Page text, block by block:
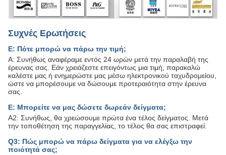
Συχνές Ερωτήσεις
Ε: Πότε μπορώ να πάρω την τιμή;
Α: Συνήθως αναφέραμε εντός 24 ωρών μετά την παραλαβή της
έρευνας σας. Εάν χρειάζεστε επειγόντως μια τιμή, παρακαλώ
καλέστε μας ή ενημερώστε μας μέσω ηλεκτρονικού ταχυδρομείου,
ώστε να μπορέσουμε να δώσουμε προτεραιότητα στην έρευνα
σας.
Ε: Μπορείτε να μας δώσετε δωρεάν δείγματα;
Α2: Συνήθως, θα χρεώσουμε πρώτα ένα τέλος δείγματος. Μετά
την τοποθέτηση της παραγγελίας, το τέλος θα σας επιστραφεί.
Q3: Πώς μπορώ να πάρω δείγματα για να ελέγξω την
ποιότητά σας;